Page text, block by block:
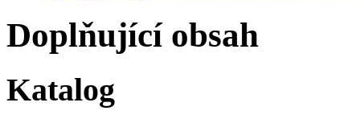
Doplňující obsah
Katalog